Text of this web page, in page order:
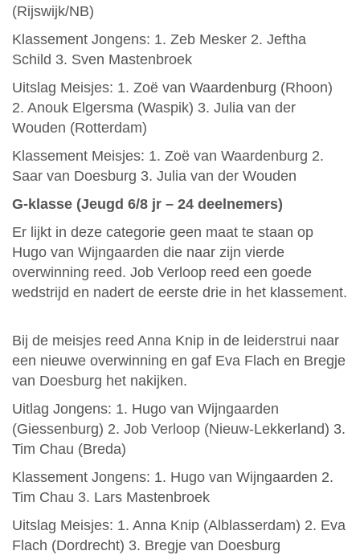
(Rijswijk/NB)
Klassement Jongens: 1. Zeb Mesker 2. Jeftha
Schild 3. Sven Mastenbroek
Uitslag Meisjes: 1. Zoë van Waardenburg (Rhoon)
2. Anouk Elgersma (Waspik) 3. Julia van der
Wouden (Rotterdam)
Klassement Meisjes: 1. Zoë van Waardenburg 2.
Saar van Doesburg 3. Julia van der Wouden
G-klasse (Jeugd 6/8 jr – 24 deelnemers)
Er lijkt in deze categorie geen maat te staan op
Hugo van Wijngaarden die naar zijn vierde
overwinning reed. Job Verloop reed een goede
wedstrijd en nadert de eerste drie in het klassement.
Bij de meisjes reed Anna Knip in de leiderstrui naar
een nieuwe overwinning en gaf Eva Flach en Bregje
van Doesburg het nakijken.
Uitlag Jongens: 1. Hugo van Wijngaarden
(Giessenburg) 2. Job Verloop (Nieuw-Lekkerland) 3.
Tim Chau (Breda)
Klassement Jongens: 1. Hugo van Wijngaarden 2.
Tim Chau 3. Lars Mastenbroek
Uitslag Meisjes: 1. Anna Knip (Alblasserdam) 2. Eva
Flach (Dordrecht) 3. Bregje van Doesburg